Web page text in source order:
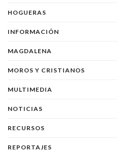
HOGUERAS
INFORMACIÓN
MAGDALENA
MOROS Y CRISTIANOS
MULTIMEDIA
NOTICIAS
RECURSOS
REPORTAJES